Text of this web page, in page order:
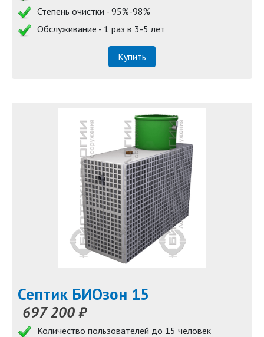
Степень очистки - 95%-98%
Обслуживание - 1 раз в 3-5 лет
Купить
Септик БИОзон 15
697 200 ₽
Количество пользователей до 15 человек